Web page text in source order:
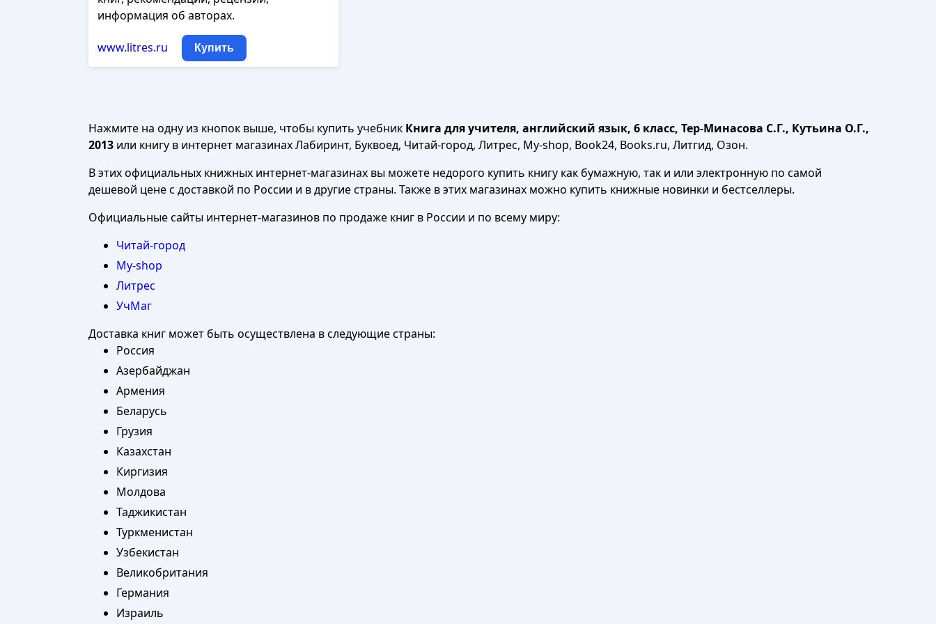
информация об авторах.
www.litres.ru Купить
Нажмите на одну из кнопок выше, чтобы купить учебник Книга для учителя, английский язык, 6 класс, Тер-Минасова С.Г., Кутьина О.Г.,
2013 или книгу в интернет магазинах Лабиринт, Буквоед, Читай-город, Литрес, My-shop, Book24, Books.ru, Литгид, Озон.
В этих официальных книжных интернет-магазинах вы можете недорого купить книгу как бумажную, так и или электронную по самой
дешевой цене с доставкой по России и в другие страны. Также в этих магазинах можно купить книжные новинки и бестселлеры.
Официальные сайты интернет-магазинов по продаже книг в России и по всему миру:
Читай-город
My-shop
Литрес
УчМаг
Доставка книг может быть осуществлена в следующие страны:
Россия
Азербайджан
Армения
Беларусь
Грузия
Казахстан
Киргизия
Молдова
Таджикистан
Туркменистан
Узбекистан
Великобритания
Германия
Израиль